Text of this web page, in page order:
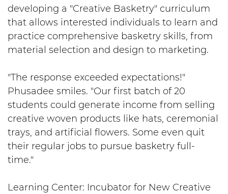
developing a "Creative Basketry" curriculum
that allows interested individuals to learn and
practice comprehensive basketry skills, from
material selection and design to marketing.
"The response exceeded expectations!"
Phusadee smiles. "Our first batch of 20
students could generate income from selling
creative woven products like hats, ceremonial
trays, and artificial flowers. Some even quit
their regular jobs to pursue basketry full-
time."
Learning Center: Incubator for New Creative